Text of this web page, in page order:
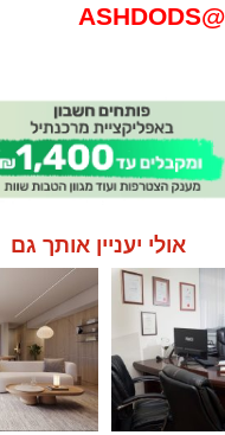
אולי יעניין אותך גם